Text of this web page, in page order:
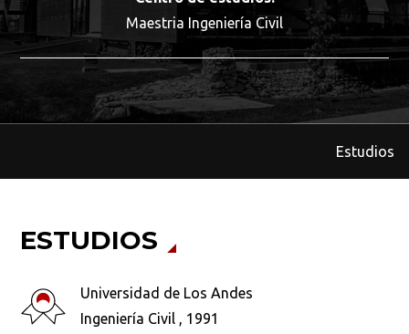
Maestria Ingeniería Civil
Estudios
ESTUDIOS
Universidad de Los Andes
Ingeniería Civil , 1991